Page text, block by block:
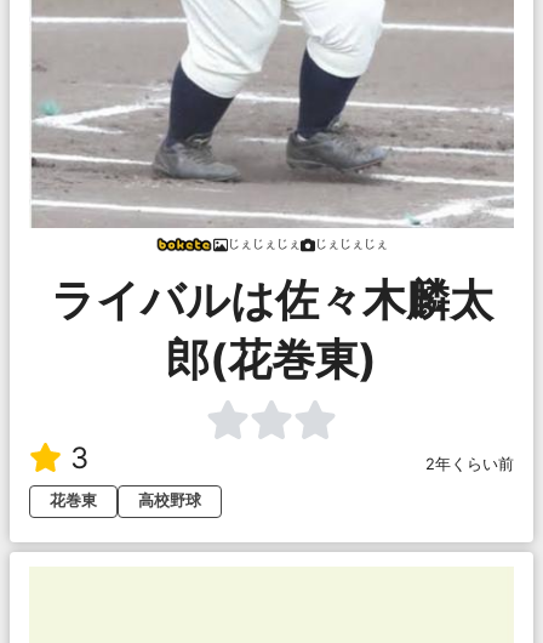
じぇじぇじぇ じぇじぇじぇ
ライバルは佐々木麟太
郎(花巻東)
3
2年くらい前
花巻東
高校野球